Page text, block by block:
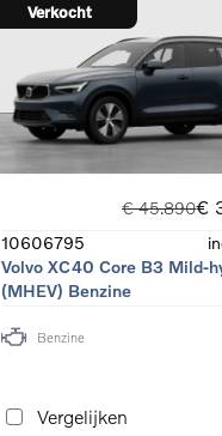
Verkocht
€ 45.890€
10606795
Volvo XC40 Core B3 Mild-
(MHEV) Benzine
Benzine
Vergelijken